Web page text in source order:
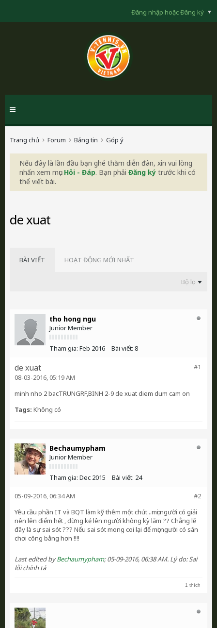
Đăng nhập hoặc Đăng ký
Trang chủ Forum Bảng tin Góp ý
Nếu đây là lần đầu bạn ghé thăm diễn đàn, xin vui lòng
nhấn xem mục Hỏi - Đáp. Bạn phải Đăng ký trước khi có
thể viết bài.
de xuat
BÀI VIẾT HOẠT ĐỘNG MỚI NHẤT
Bộ lọc
tho hong ngu
Junior Member
Tham gia: Feb 2016 Bài viết: 8
#1
de xuat
08-03-2016, 05:19 AM
minh nho 2 bacTRUNGRF,BINH 2-9 de xuat diem dum cam on
Tags: Không có
Bechaumypham
Junior Member
Tham gia: Dec 2015 Bài viết: 24
#2
05-09-2016, 06:34 AM
Yêu cầu phần IT và BQT làm kỹ thêm một chút ..mọi người có giải
nên lên điểm hết , đừng kẻ lên người không kỳ lắm ?? Chẳng lẽ
đây là sự sai sót ??? Nếu sai sót mong coi lại để mọi người có sân
chơi công bằng hơn !!!!
Last edited byBechaumypham;05-09-2016, 06:38 AM. Lý do:Sai
lỗi chính tả
1 thích